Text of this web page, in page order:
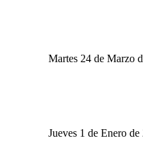
Martes 24 de Marzo
Jueves 1 de Enero de